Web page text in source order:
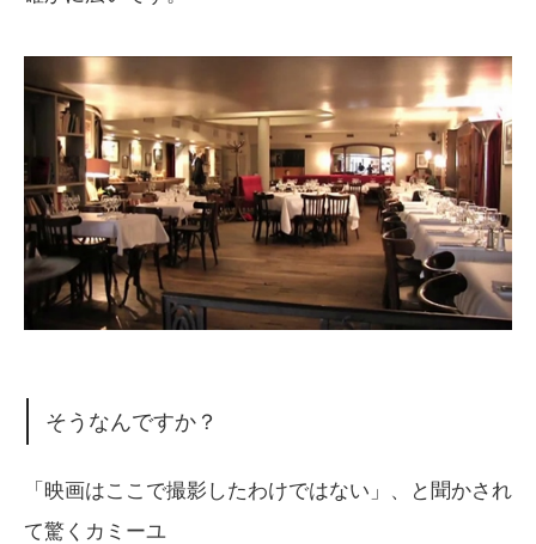
そうなんですか？
「映画はここで撮影したわけではない」、と聞かされ
て驚くカミーユ